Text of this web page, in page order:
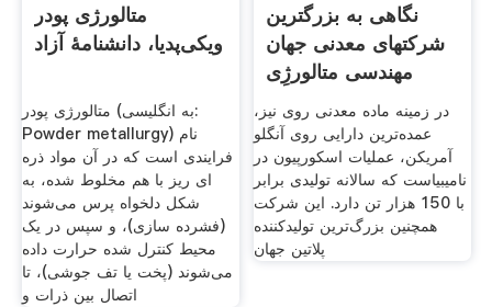
متالورژی پودر
ویکی‌پدیا، دانشنامهٔ آزاد
متالورژی پودر (به انگلیسی:
Powder metallurgy) نام
فرایندی است که در آن مواد ذره
ای ریز با هم مخلوط شده، به
شکل دلخواه پرس می‌شوند
(فشرده سازی)، و سپس در یک
محیط کنترل شده حرارت داده
می‌شوند (پخت یا تف جوشی)، تا
اتصال بین ذرات و
نگاهی به بزرگترین
شرکتهای معدنی جهان
مهندسی متالورژِی
در زمینه ماده معدنی روی نیز،
عمده‌ترین دارایی روی آنگلو
آمریکن، عملیات اسکورپیون در
نامیبیاست که سالانه تولیدی برابر
با 150 هزار تن دارد. این شرکت
همچنین بزرگ‌ترین تولیدکننده
پلاتین جهان